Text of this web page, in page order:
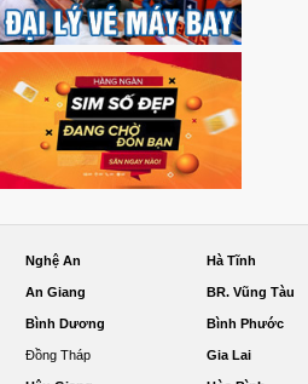
Nghệ An Hà Tĩnh
An Giang BR. Vũng Tàu
Bình Dương Bình Phước
Đồng Tháp Gia Lai